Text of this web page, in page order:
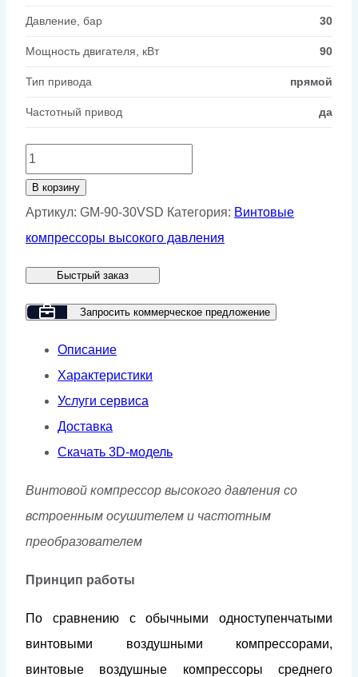
Давление, бар 30
Мощность двигателя, кВт 90
Тип привода прямой
Частотный привод да
Количество
товара
Винтовой
компрессор
GM
90-
В корзину
Артикул: GM-90-30VSD Категория: Винтовые
компрессоры высокого давления
Быстрый заказ
Запросить коммерческое предложение
Описание
Характеристики
Услуги сервиса
Доставка
Скачать 3D-модель
Винтовой компрессор высокого давления со
встроенным осушителем и частотным
преобразователем
Принцип работы
По сравнению с обычными одноступенчатыми
винтовыми воздушными компрессорами,
винтовые воздушные компрессоры среднего